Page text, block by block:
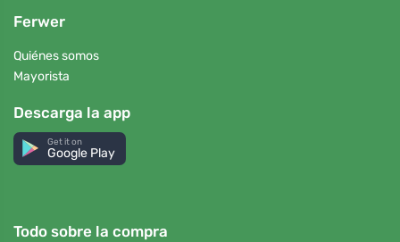
Ferwer
Quiénes somos
Mayorista
Descarga la app
Get it on
Google Play
Todo sobre la compra